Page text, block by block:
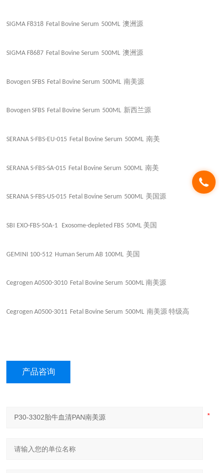
SIGMA F8318 Fetal Bovine Serum 500ML 澳洲源
SIGMA F8687 Fetal Bovine Serum 500ML 澳洲源
Bovogen SFBS Fetal Bovine Serum 500ML 南美源
Bovogen SFBS Fetal Bovine Serum 500ML 新西兰源
SERANA S-FBS-EU-015 Fetal Bovine Serum 500ML 南美
SERANA S-FBS-SA-015 Fetal Bovine Serum 500ML 南美
SERANA S-FBS-US-015 Fetal Bovine Serum 500ML 美国源
SBI EXO-FBS-50A-1 Exosome-depleted FBS 50ML 美国
GEMINI 100-512 Human Serum AB 100ML 美国
Cegrogen A0500-3010 Fetal Bovine Serum 500ML 南美源
Cegrogen A0500-3011 Fetal Bovine Serum 500ML 南美源 特级高
产品咨询